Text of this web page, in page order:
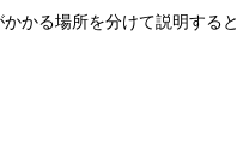
かる場所を分けて説明する